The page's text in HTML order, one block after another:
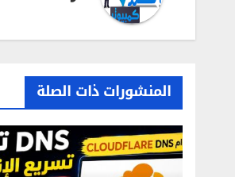
المنشورات ذات الصلة